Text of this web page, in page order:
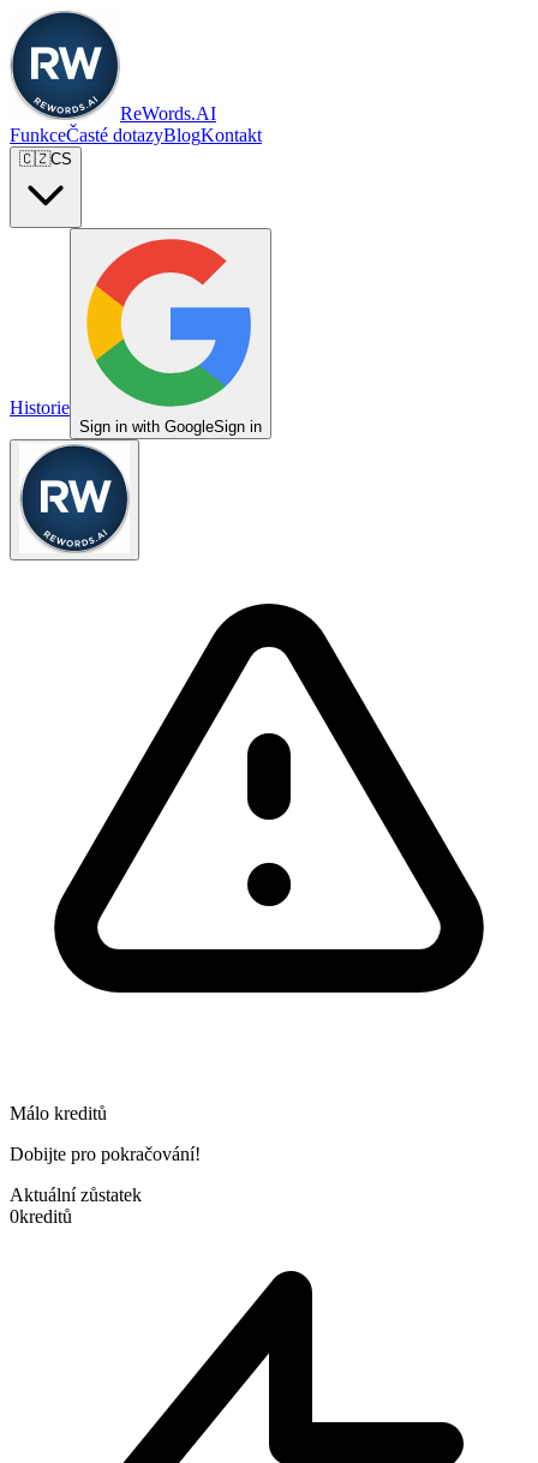
ReWords.AI
FunkceČasté dotazyBlogKontakt
🇨🇿CS
Historie
Sign in with GoogleSign in
Málo kreditů
Dobijte pro pokračování!
Aktuální zůstatek
0kreditů